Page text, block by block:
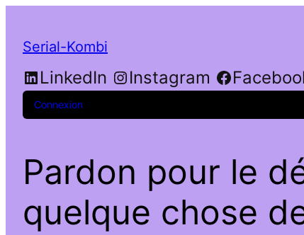
Serial-Kombi
LinkedIn Instagram
Connexion
Pardon pour le
quelque chose